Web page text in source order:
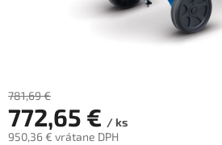
781,69 €
772,65 € / ks
950,36 € vrátane DPH